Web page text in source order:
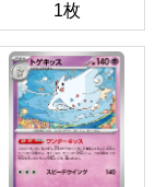
1枚